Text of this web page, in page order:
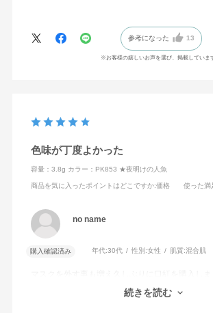
参考になった 13
※お客様の嬉しいお声を選び、掲載していま
色味が丁度よかった
容量：3.8g カラー：PK853 ★夜明けの人魚
商品を気に入ったポイントはどこですか:価格 使った満
no name
購入確認済み 年代:30代 性別:女性 肌質:混合肌
度塗りで口紅をつけている様に見えない自然な血
続きを読む